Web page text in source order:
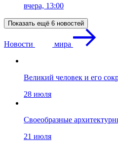
вчера, 13:00
Показать ещё 6 новостей
Новости мира
Великий человек и его
28 июля
Своеобразные
21 июля